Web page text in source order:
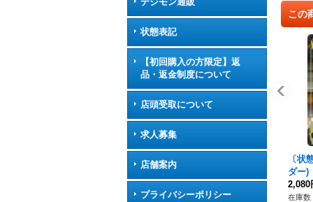
状態表記
【初回購入の方限定】返
品・返金制度について
店頭受取について
求人募集
店舗案内
プライバシーポリシー
この
〔状
ダー)
イヤ
2,080
在庫数